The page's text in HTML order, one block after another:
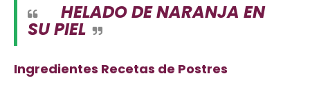
HELADO DE NARANJA EN
SU PIEL
Ingredientes Recetas de Postres